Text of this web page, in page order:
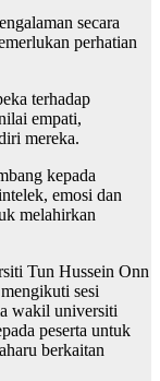
secara
perhatian
terhadap
empati,
mereka.
kepada
emosi dan
melahirkan
Tun Hussein Onn
sesi
wakil universiti
peserta untuk
berkaitan